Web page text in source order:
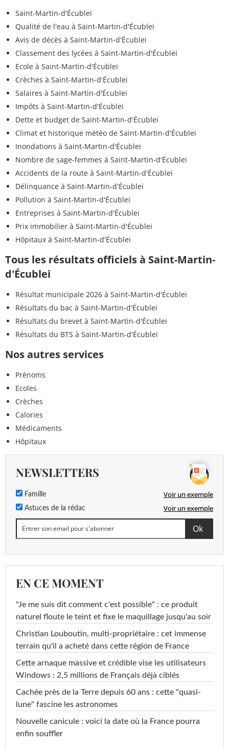
Saint-Martin-d'Écublei
Qualité de l'eau à Saint-Martin-d'Écublei
Avis de décès à Saint-Martin-d'Écublei
Classement des lycées à Saint-Martin-d'Écublei
Ecole à Saint-Martin-d'Écublei
Crèches à Saint-Martin-d'Écublei
Salaires à Saint-Martin-d'Écublei
Impôts à Saint-Martin-d'Écublei
Dette et budget de Saint-Martin-d'Écublei
Climat et historique météo de Saint-Martin-d'Écublei
Inondations à Saint-Martin-d'Écublei
Nombre de sage-femmes à Saint-Martin-d'Écublei
Accidents de la route à Saint-Martin-d'Écublei
Délinquance à Saint-Martin-d'Écublei
Pollution à Saint-Martin-d'Écublei
Entreprises à Saint-Martin-d'Écublei
Prix immobilier à Saint-Martin-d'Écublei
Hôpitaux à Saint-Martin-d'Écublei
Tous les résultats officiels à Saint-Martin-
d'Écublei
Résultat municipale 2026 à Saint-Martin-d'Écublei
Résultats du bac à Saint-Martin-d'Écublei
Résultats du brevet à Saint-Martin-d'Écublei
Résultats du BTS à Saint-Martin-d'Écublei
Nos autres services
Prénoms
Ecoles
Crèches
Calories
Médicaments
Hôpitaux
NEWSLETTERS
Famille Voir un exemple
Astuces de la rédac Voir un exemple
EN CE MOMENT
"Je me suis dit comment c'est possible" : ce produit
naturel floute le teint et fixe le maquillage jusqu'au soir
Christian Louboutin, multi-propriétaire : cet immense
terrain qu'il a acheté dans cette région de France
Cette arnaque massive et crédible vise les utilisateurs
Windows : 2,5 millions de Français déjà ciblés
Cachée près de la Terre depuis 60 ans : cette "quasi-
lune" fascine les astronomes
Nouvelle canicule : voici la date où la France pourra
enfin souffler